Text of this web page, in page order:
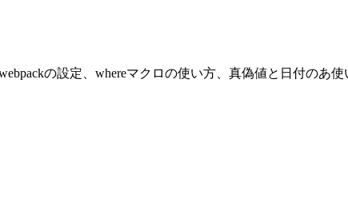
の設定、whereマクロの使い方、真偽値と日付のあ使